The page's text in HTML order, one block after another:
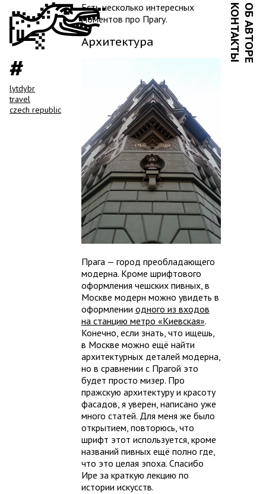
ОБ АВТОРЕ
КОНТАКТЫ
lytdybr
travel
czech republic
Есть несколько интересных
моментов про Прагу.
Архитектура
Прага — город преобладающего
модерна. Кроме шрифтового
оформления чешских пивных, в
Москве модерн можно увидеть в
оформлении одного из входов
на станцию метро «Киевская».
Конечно, если знать, что ищешь,
в Москве можно ещё найти
архитектурных деталей модерна,
но в сравнении с Прагой это
будет просто мизер. Про
пражскую архитектуру и красоту
фасадов, я уверен, написано уже
много статей. Для меня же было
открытием, повторюсь, что
шрифт этот используется, кроме
названий пивных ещё полно где,
что это целая эпоха. Спасибо
Ире за краткую лекцию по
истории искусств.